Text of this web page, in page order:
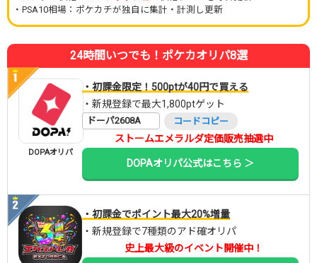
・PSA10相場：ポケカチが独自に集計・計測し更新
24時間いつでも！ポケカオリパ8選
DOPAオリパ
・初課金限定！500ptが40円で買える
・新規登録で最大1,800ptゲット
ドーパ2608A コードコピー
ストームエメラルダ定価販売抽選中
DOPAオリパ公式はこちら ＞
・初課金でポイント最大20%増量
・新規登録で7種類のアド確オリパ
史上最大級のイベント開催中！